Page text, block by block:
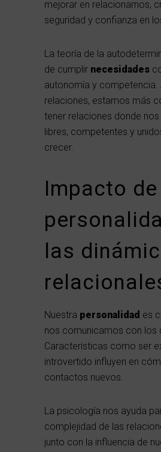
mejorar en relacionarnos,
seguridad y confianza en
La teoría de la
de cumplir necesidades
autonomía y competencia.
relaciones, estamos más
tener relaciones donde
libres, competentes y
crecer.
Impacto
las
Nuestra personalidad es
nos comunicamos con los
Características como ser
introvertido influyen en
contactos nuevos.
La psicología nos ayuda
complejidad de las
junto con la influencia de